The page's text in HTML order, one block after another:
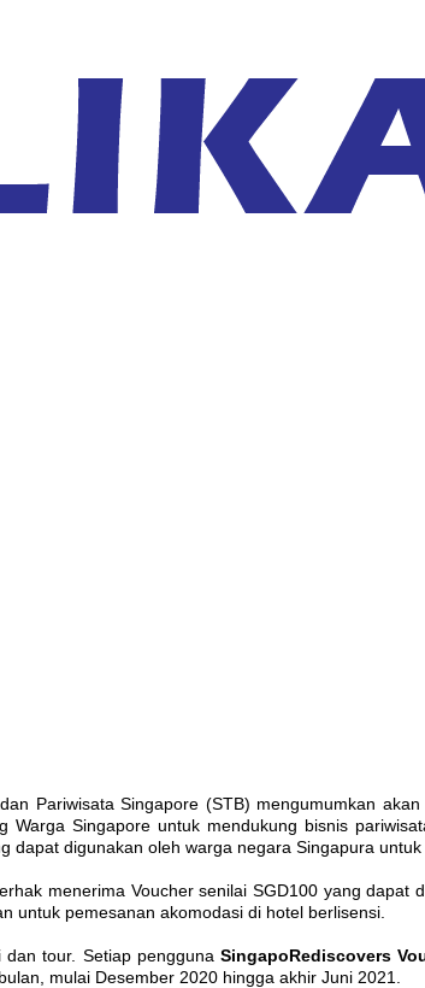
Pariwisata Singapore (STB) mengumumkan
Warga Singapore untuk mendukung bisnis
dapat digunakan oleh warga negara Singapura untuk
menerima Voucher senilai SGD100 yang dapat
untuk pemesanan akomodasi di hotel berlisensi.
dan tour. Setiap penggunaSingapoRediscovers
mulai Desember 2020 hingga akhir Juni 2021.